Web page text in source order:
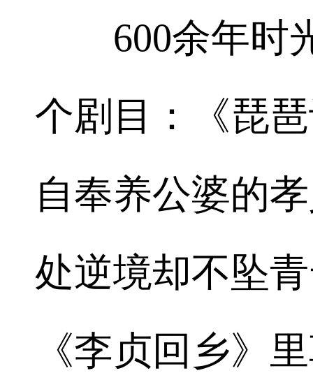
600余年时光
个剧目：《琵
自奉养公婆的
处逆境却不坠
《李贞回乡》